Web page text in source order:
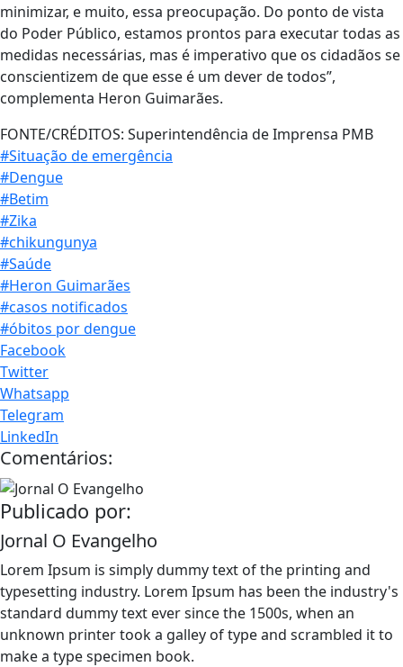
minimizar, e muito, essa preocupação. Do ponto de vista
do Poder Público, estamos prontos para executar todas as
medidas necessárias, mas é imperativo que os cidadãos se
conscientizem de que esse é um dever de todos”,
complementa Heron Guimarães.
FONTE/CRÉDITOS: Superintendência de Imprensa PMB
#Situação de emergência
#Dengue
#Betim
#Zika
#chikungunya
#Saúde
#Heron Guimarães
#casos notificados
#óbitos por dengue
Facebook
Twitter
Whatsapp
Telegram
LinkedIn
Comentários:
Publicado por:
Jornal O Evangelho
Lorem Ipsum is simply dummy text of the printing and
typesetting industry. Lorem Ipsum has been the industry's
standard dummy text ever since the 1500s, when an
unknown printer took a galley of type and scrambled it to
make a type specimen book.